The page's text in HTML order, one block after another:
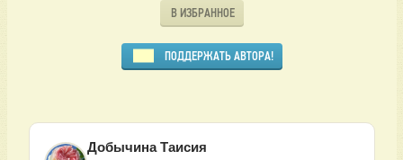
В ИЗБРАННОЕ
ПОДДЕРЖАТЬ АВТОРА!
Добычина Таисия